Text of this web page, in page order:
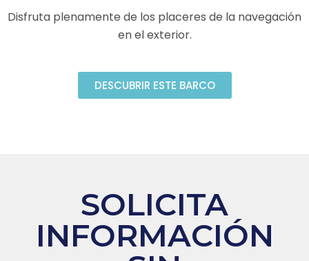
Disfruta plenamente de los placeres de la navegación
en el exterior.
DESCUBRIR ESTE BARCO
SOLICITA
INFORMACIÓN